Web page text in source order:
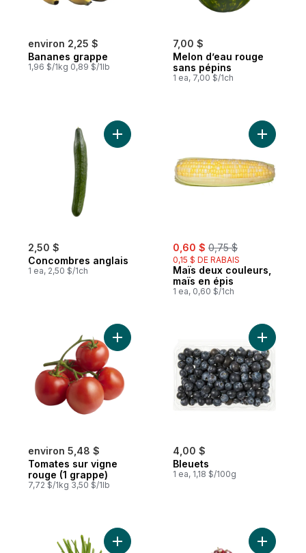
environ 2,25 $
Bananes grappe
1,96 $/1kg 0,89 $/1lb
7,00 $
Melon d’eau rouge
sans pépins
1 ea, 7,00 $/1ch
2,50 $
Concombres anglais
1 ea, 2,50 $/1ch
Ajouter Concombres anglais au panier
sale:
0,60 $ , formerly:
0,75 $
0,15 $ DE RABAIS
Maïs deux couleurs,
maïs en épis
1 ea, 0,60 $/1ch
Ajouter
environ 5,48 $
Tomates sur vigne
rouge (1 grappe)
7,72 $/1kg 3,50 $/1lb
Ajouter Tomates sur vigne rouge (1
4,00 $
Bleuets
1 ea, 1,18 $/100g
Ajouter
Ajouter Oignons verts au panierAjouter